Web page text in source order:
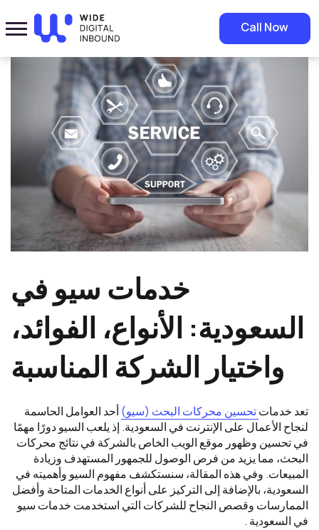
Call Now
Home»Blog » خدمات سيو في السعودية: الأنواع، الفوائد، واختيار الشركة
المناسبة
خدمات سيو في
السعودية: الأنواع، الفوائد،
واختيار الشركة المناسبة
تعد خدماتتحسين محركات البحث (سيو)أحد العوامل الحاسمة
لنجاح الأعمال على الإنترنت في السعودية. إذ يلعب السيو دورًا مهمًا
في تحسين وظهور موقع الويب الخاص بالشركة في نتائج محركات
البحث، مما يزيد من فرص الوصول للجمهور المستهدف وزيادة
المبيعات. وفي هذه المقالة، سنستكشف مفهوم السيو وأهميته في
السعودية، بالإضافة إلى التركيز على أنواع الخدمات المتاحة وأفضل
الممارسات وقصص النجاح للشركات التي استخدمت خدمات سيو
في السعودية .